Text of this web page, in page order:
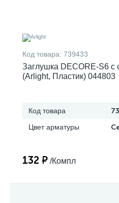
Код товара: 739433
Заглушка DECORE-S6 с
(Arlight, Пластик) 044803
Код товара
Цвет арматуры
132 ₽ /Компл